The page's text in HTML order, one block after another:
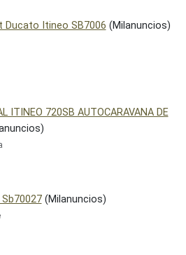
Ducato Itineo SB7006 (Milanuncios)
ITINEO 720SB AUTOCARAVANA DE
Sb70027(Milanuncios)